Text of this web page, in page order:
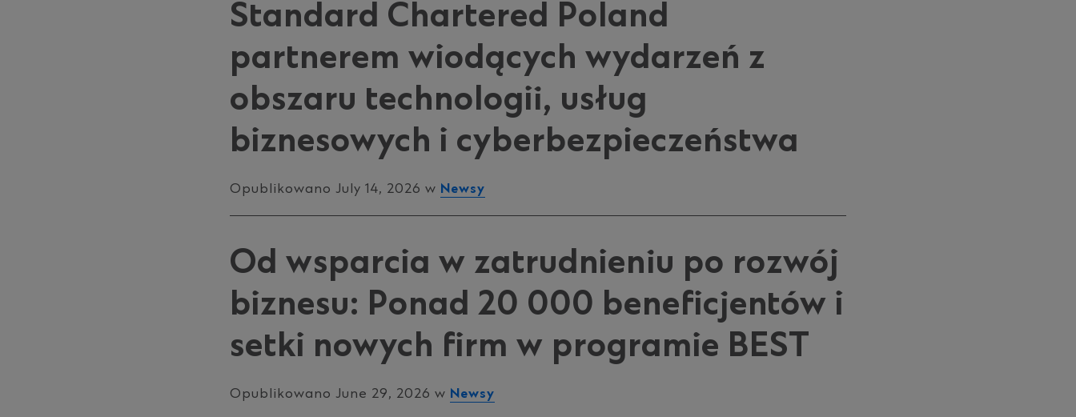
Standard Chartered Poland
partnerem wiodących wydarzeń z
obszaru technologii, usług
biznesowych i cyberbezpieczeństwa
Opublikowano July 14, 2026 w Newsy
Od wsparcia w zatrudnieniu po rozwój
biznesu: Ponad 20 000 beneficjentów i
setki nowych firm w programie BEST
Opublikowano June 29, 2026 w Newsy